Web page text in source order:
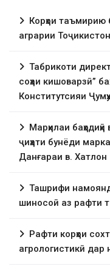
Корҳои таъмирию
аграрии
Табрикоти
соҳаи кишоварзӣ”
Конститутсияи
Марҳилаи
ҷиҳати бунёди
Данғараи в. Хатлон
Ташрифи
шиносоӣ аз рафти
Рафти корҳои
агрологистикӣ дар